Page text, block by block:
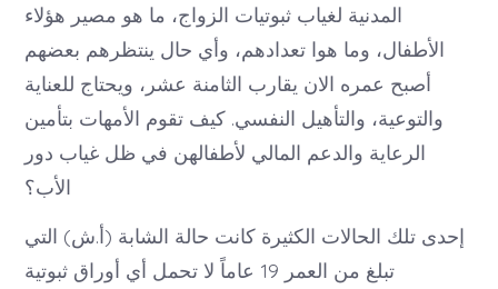
المدنية لغياب ثبوتيات الزواج، ما هو مصير هؤلاء
الأطفال، وما هوا تعدادهم، وأي حال ينتظرهم بعضهم
أصبح عمره الان يقارب الثامنة عشر، ويحتاج للعناية
والتوعية، والتأهيل النفسي. كيف تقوم الأمهات بتأمين
الرعاية والدعم المالي لأطفالهن في ظل غياب دور
الأب؟
إحدى تلك الحالات الكثيرة كانت حالة الشابة (أ.ش) التي
تبلغ من العمر 19 عاماً لا تحمل أي أوراق ثبوتية